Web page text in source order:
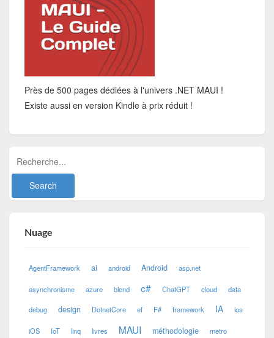
Près de 500 pages dédiées à l'univers .NET MAUI !
Existe aussi en version Kindle à prix réduit !
Nuage
AgentFramework ai android Android asp.net
asynchronisme azure blend c# ChatGPT cloud data
debug design DotnetCore ef F# framework IA ios
iOS IoT linq livres MAUI méthodologie metro